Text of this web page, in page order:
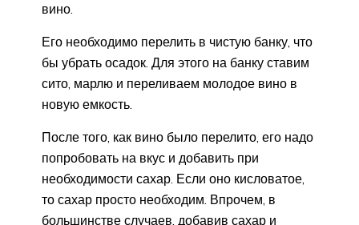
вино.
Его необходимо перелить в чистую банку, что
бы убрать осадок. Для этого на банку ставим
сито, марлю и переливаем молодое вино в
новую емкость.
После того, как вино было перелито, его надо
попробовать на вкус и добавить при
необходимости сахар. Если оно кисловатое,
то сахар просто необходим. Впрочем, в
большинстве случаев, добавив сахар и